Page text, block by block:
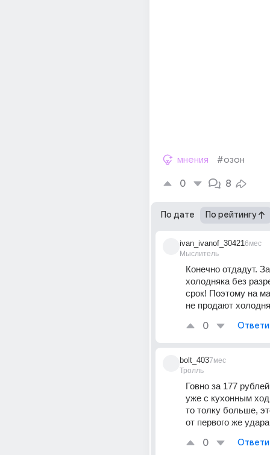
мнения #озон
0 8
По дате По рейтингу
ivan_ivanof_30421
Мыслитель
6мес
Конечно отдадут.
холодняка без
срок! Поэтому на
не продают
0
bolt_403
Тролль
7мес
Говно за 177
уже с кухонным
то толку больше,
от первого же
0